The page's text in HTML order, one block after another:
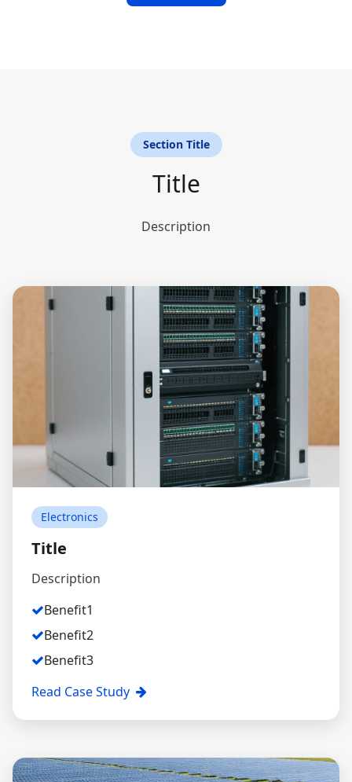
Section Title
Title
Description
Electronics
Title
Description
Benefit1
Benefit2
Benefit3
Read Case Study